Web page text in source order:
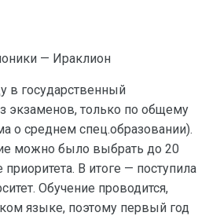
— Ираклион
в государственный
экзаменов, только по общему
о среднем спец.образовании).
можно было выбрать до 20
В итоге — поступила
Обучение проводится,
языке, поэтому первый год